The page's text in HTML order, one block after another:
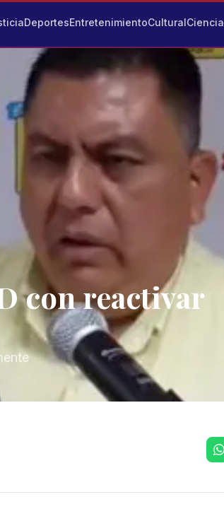
DeportesEntretenimientoCulturalCiencia
con reactivar